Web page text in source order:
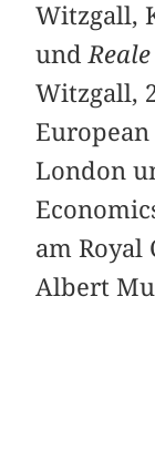
Witzgall,
und
Witzgall,
European
London
am Royal
Albert